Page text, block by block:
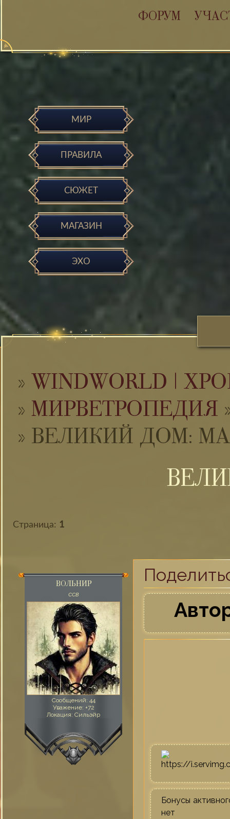
ФОРУМ
МИР
ПРАВИЛА
СЮЖЕТ
МАГАЗИН
ЭХО
» WINDWORLD |
» МИРВЕТРОПЕДИЯ
» ВЕЛИКИЙ ДОМ:
Страница: 1
ВОЛЬНИР
ССВ
Сообщений: 44
Уважение: +72
Локация: Сильэйр
Бонусы
нет